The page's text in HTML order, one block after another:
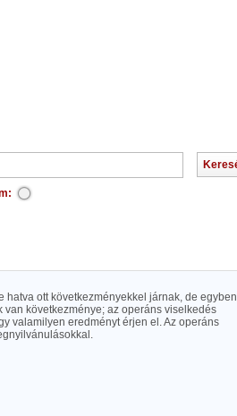
ott következményekkel járnak, de egyben
következménye; az operáns viselkedés
valamilyen eredményt érjen el. Az operáns